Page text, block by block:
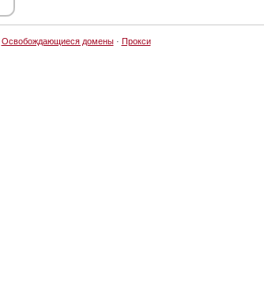
Освобождающиеся домены· Прокси